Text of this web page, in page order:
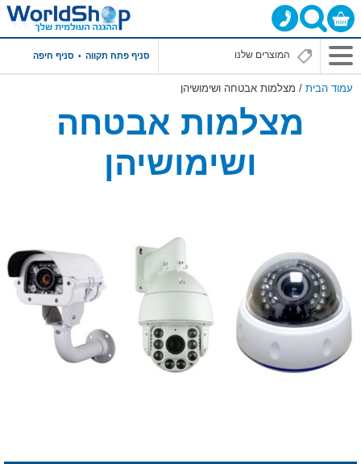
סניף פתח תקווה סניף חיפה
עמוד הבית / מצלמות אבטחה ושימושיהן
מצלמות אבטחה
ושימושיהן